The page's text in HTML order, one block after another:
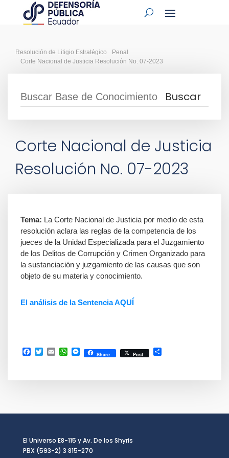
Resolución de Litigio Estratégico
Penal
Corte Nacional de Justicia Resolución No. 07-2023
Corte Nacional de Justicia
Resolución No. 07-2023
Tema: La Corte Nacional de Justicia por medio de esta
resolución aclara las reglas de la competencia de los
jueces de la Unidad Especializada para el Juzgamiento
de los Delitos de Corrupción y Crimen Organizado para
la sustanciación y juzgamiento de las causas que son
objeto de su materia y conocimiento.
El análisis de la Sentencia AQUÍ
Facebook
TwitterEmailWhatsApp
Messenger
Share Post
El Universo E8-115 y Av. De los Shyris
PBX (593-2) 3 815-270